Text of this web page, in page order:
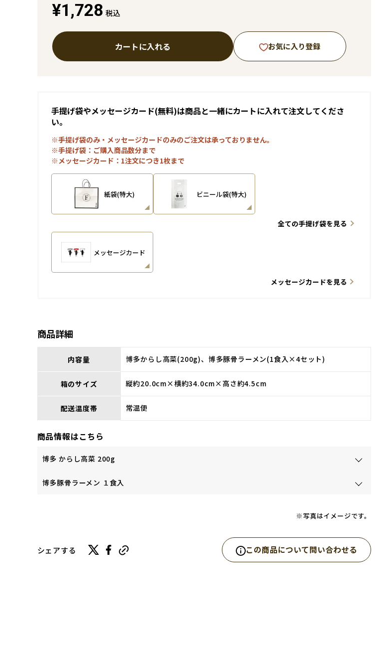
¥1,728 税込
カートに入れる お気に入り登録
手提げ袋やメッセージカード(無料)は商品と一緒にカートに入れて注文してくださ
い。
※手提げ袋のみ・メッセージカードのみのご注文は承っておりません。
※手提げ袋：ご購入商品数分まで
※メッセージカード：1注文につき1枚まで
紙袋(特大) ビニール袋(特大)
全ての手提げ袋を見る
メッセージカード
メッセージカードを見る
商品詳細
内容量 博多からし高菜(200g)、博多豚骨ラーメン(1食入×4セット)
箱のサイズ 縦約20.0cm×横約34.0cm×高さ約4.5cm
配送温度帯 常温便
商品情報はこちら
博多 からし高菜 200g
博多豚骨ラーメン １食入
※写真はイメージです。
シェアする この商品について問い合わせる